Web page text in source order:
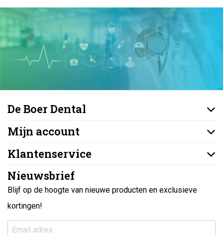
De Boer Dental
Mijn account
Klantenservice
Nieuwsbrief
Blijf op de hoogte van nieuwe producten en exclusieve
kortingen!